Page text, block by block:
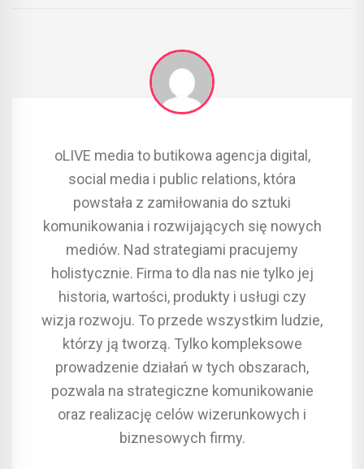
oLIVE media to butikowa agencja digital,
social media i public relations, która
powstała z zamiłowania do sztuki
komunikowania i rozwijających się nowych
mediów. Nad strategiami pracujemy
holistycznie. Firma to dla nas nie tylko jej
historia, wartości, produkty i usługi czy
wizja rozwoju. To przede wszystkim ludzie,
którzy ją tworzą. Tylko kompleksowe
prowadzenie działań w tych obszarach,
pozwala na strategiczne komunikowanie
oraz realizację celów wizerunkowych i
biznesowych firmy.